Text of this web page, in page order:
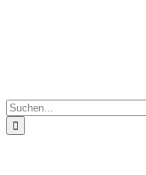
Suche
nach: